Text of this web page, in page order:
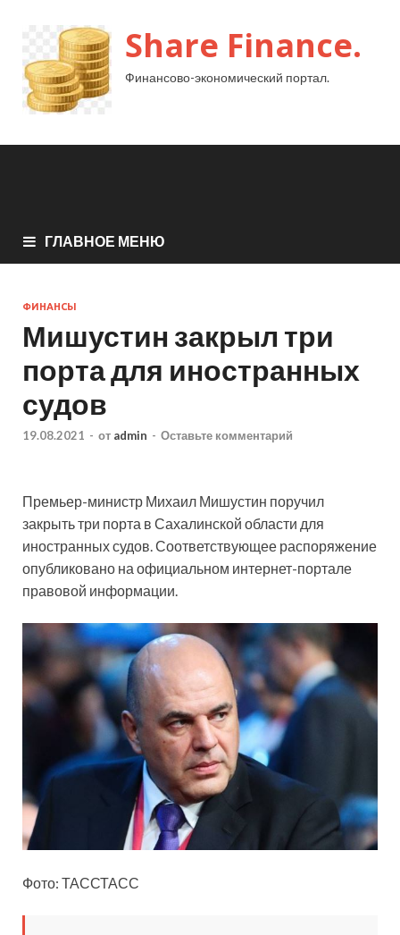
Share Finance.
Финансово-экономический портал.
ГЛАВНОЕ МЕНЮ
ФИНАНСЫ
Мишустин закрыл три
порта для иностранных
судов
19.08.2021 - от admin - Оставьте комментарий
Премьер-министр Михаил Мишустин поручил
закрыть три порта в Сахалинской области для
иностранных судов. Соответствующее распоряжение
опубликовано на официальном интернет-портале
правовой информации.
Фото: ТАССТАСС